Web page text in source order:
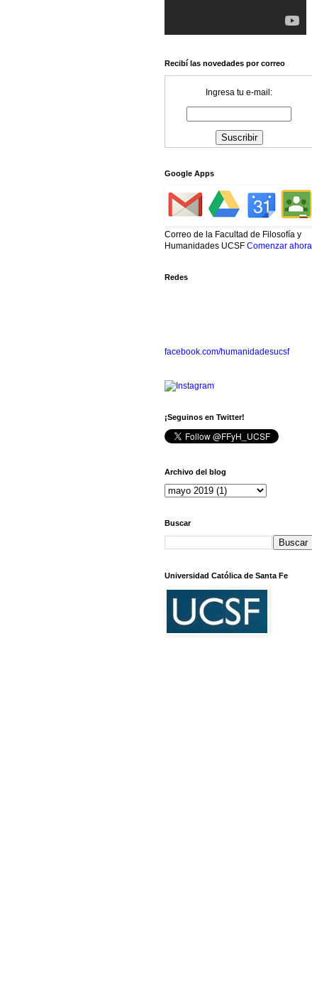
Recibí las novedades por correo
Ingresa tu e-mail:
Google Apps
Correo de la Facultad de Filosofía y
Humanidades UCSF Comenzar ahora
Redes
facebook.com/humanidadesucsf
¡Seguinos en Twitter!
Archivo del blog
Buscar
Universidad Católica de Santa Fe